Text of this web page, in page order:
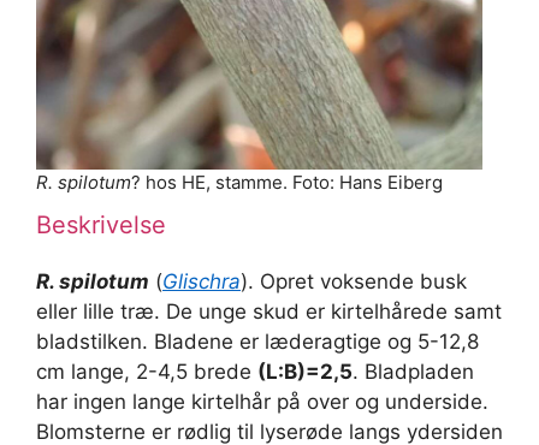
R. spilotum? hos HE, stamme. Foto: Hans Eiberg
Beskrivelse
R. spilotum (Glischra). Opret voksende busk
eller lille træ. De unge skud er kirtelhårede samt
bladstilken. Bladene er læderagtige og 5-12,8
cm lange, 2-4,5 brede (L:B)=2,5. Bladpladen
har ingen lange kirtelhår på over og underside.
Blomsterne er rødlig til lyserøde langs ydersiden